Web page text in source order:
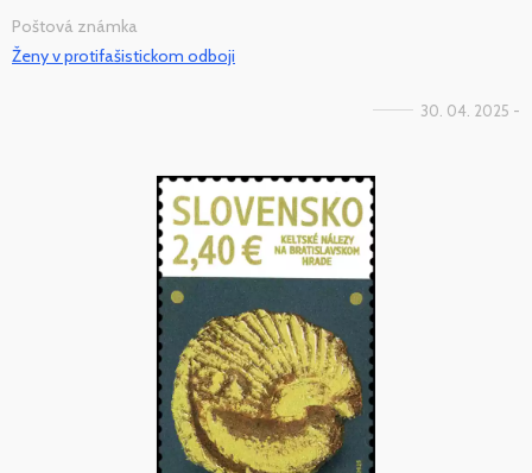
Poštová známka
Ženy v protifašistickom odboji
30. 04. 2025 -